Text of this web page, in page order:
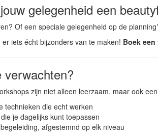
gelegenheid een
Of een speciale gelegenheid op de
iets écht bijzonders van te maken! Boek
verwachten?
zijn niet alleen leerzaam, maar ook
technieken die echt werken
je dagelijks kunt toepassen
afgestemnd op elk niveau